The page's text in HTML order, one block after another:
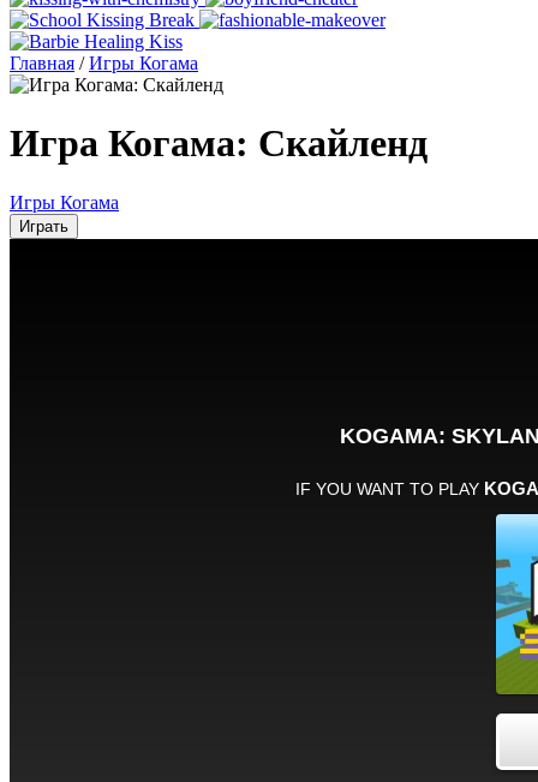
Главная / Игры Когама
Игра Когама: Скайленд
Игры Когама
Играть